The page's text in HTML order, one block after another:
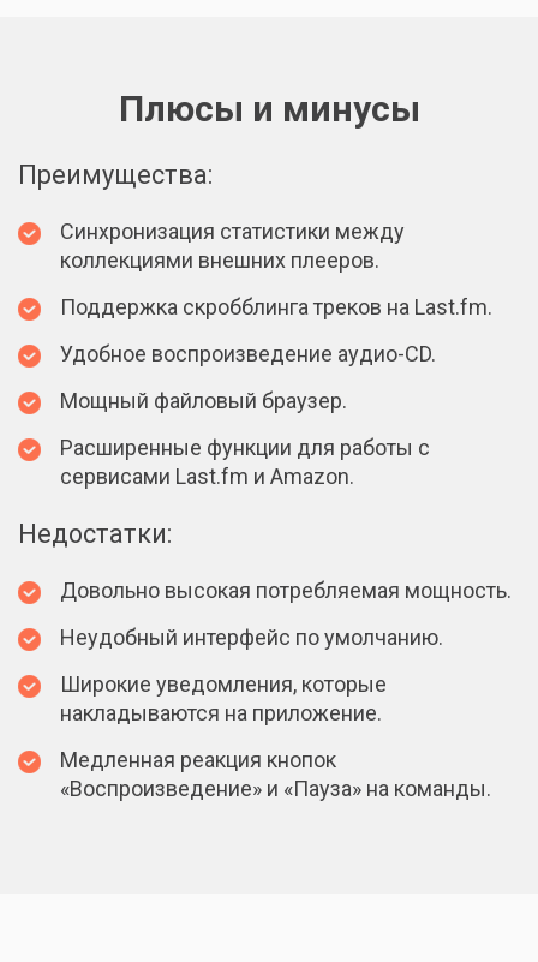
Плюсы и минусы
Преимущества:
Синхронизация статистики между
коллекциями внешних плееров.
Поддержка скробблинга треков на Last.fm.
Удобное воспроизведение аудио-CD.
Мощный файловый браузер.
Расширенные функции для работы с
сервисами Last.fm и Amazon.
Недостатки:
Довольно высокая потребляемая мощность.
Неудобный интерфейс по умолчанию.
Широкие уведомления, которые
накладываются на приложение.
Медленная реакция кнопок
«Воспроизведение» и «Пауза» на команды.